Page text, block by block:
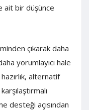
ait bir düşünce
çıkarak daha
yorumlayıcı hale
alternatif
desteği açısından